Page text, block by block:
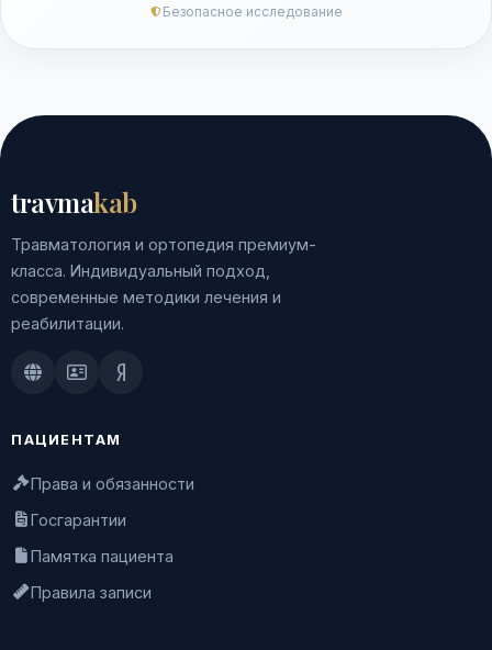
Безопасное исследование
travmakab
Травматология и ортопедия премиум-
класса. Индивидуальный подход,
современные методики лечения и
реабилитации.
Doctu.ruПроДокторов
Яндекс.Здоровье
ПАЦИЕНТАМ
Права и обязанности
Госгарантии
Памятка пациента
Правила записи